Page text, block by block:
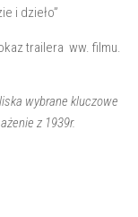
i dzieło”
trailera ww. filmu.
wybrane kluczowe
z 1939r.